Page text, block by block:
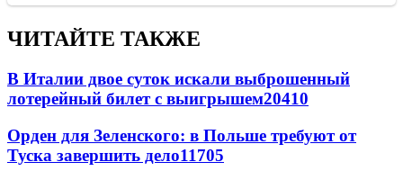
ЧИТАЙТЕ ТАКЖЕ
В Италии двое суток искали выброшенный
лотерейный билет с выигрышем20410
Орден для Зеленского: в Польше требуют от
Туска завершить дело11705